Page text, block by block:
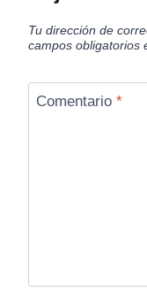
Tu dirección de
campos obligatorios
Comentario *